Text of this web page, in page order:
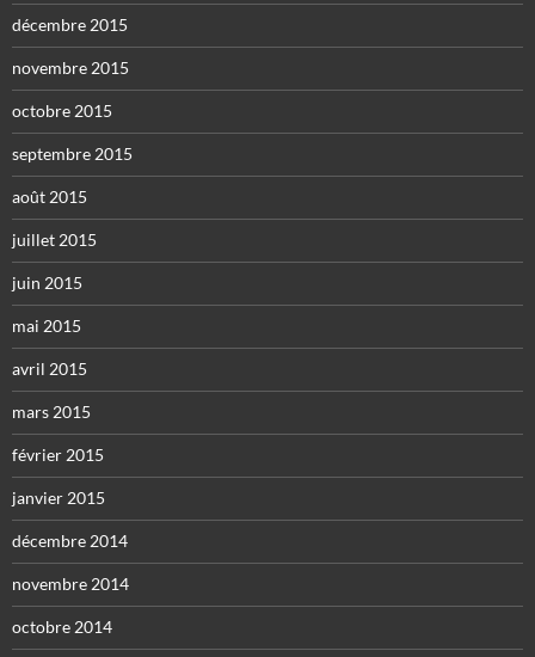
décembre 2015
novembre 2015
octobre 2015
septembre 2015
août 2015
juillet 2015
juin 2015
mai 2015
avril 2015
mars 2015
février 2015
janvier 2015
décembre 2014
novembre 2014
octobre 2014